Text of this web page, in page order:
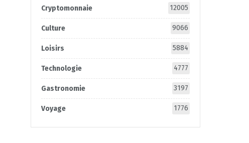
Cryptomonnaie 12005
Culture 9066
Loisirs 5884
Technologie 4777
Gastronomie 3197
Voyage 1776